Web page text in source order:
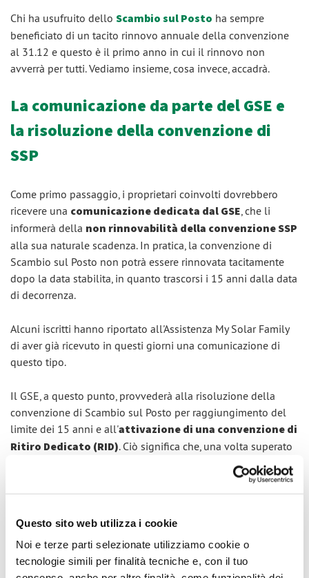
Questo sito web utilizza i cookie
Noi e terze parti selezionate utilizziamo cookie o
tecnologie simili per finalità tecniche e, con il tuo
Chi ha usufruito dello Scambio sul Posto ha sempre
beneficiato di un tacito rinnovo annuale della convenzione
al 31.12 e questo è il primo anno in cui il rinnovo non
avverrà per tutti. Vediamo insieme, cosa invece, accadrà.
La comunicazione da parte del GSE e
la risoluzione della convenzione di
SSP
Come primo passaggio, i proprietari coinvolti dovrebbero
ricevere una comunicazione dedicata dal GSE, che li
informerà della non rinnovabilità della convenzione SSP
alla sua naturale scadenza. In pratica, la convenzione di
Scambio sul Posto non potrà essere rinnovata tacitamente
dopo la data stabilita, in quanto trascorsi i 15 anni dalla data
di decorrenza.
Alcuni iscritti hanno riportato all'Assistenza My Solar Family
di aver già ricevuto in questi giorni una comunicazione di
questo tipo.
Il GSE, a questo punto, provvederà alla risoluzione della
convenzione di Scambio sul Posto per raggiungimento del
limite dei 15 anni e all'attivazione di una convenzione di
Ritiro Dedicato (RID). Ciò significa che, una volta superato
il meccanismo di SSP, l’energia immessa in rete dall'impianto
verrà valorizzata attraverso il meccanismo del RID. Per
scoprire cos'è e come funziona nel dettaglio il Ritiro
Che cos'è il Ritiro Dedicato e come puoi monitorarlo
con My Solar Family